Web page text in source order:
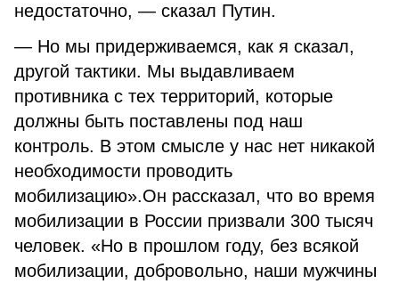
недостаточно, — сказал Путин.
— Но мы придерживаемся, как я сказал,
другой тактики. Мы выдавливаем
противника с тех территорий, которые
должны быть поставлены под наш
контроль. В этом смысле у нас нет никакой
необходимости проводить
мобилизацию».Он рассказал, что во время
мобилизации в России призвали 300 тысяч
человек. «Но в прошлом году, без всякой
мобилизации, добровольно, наши мужчины